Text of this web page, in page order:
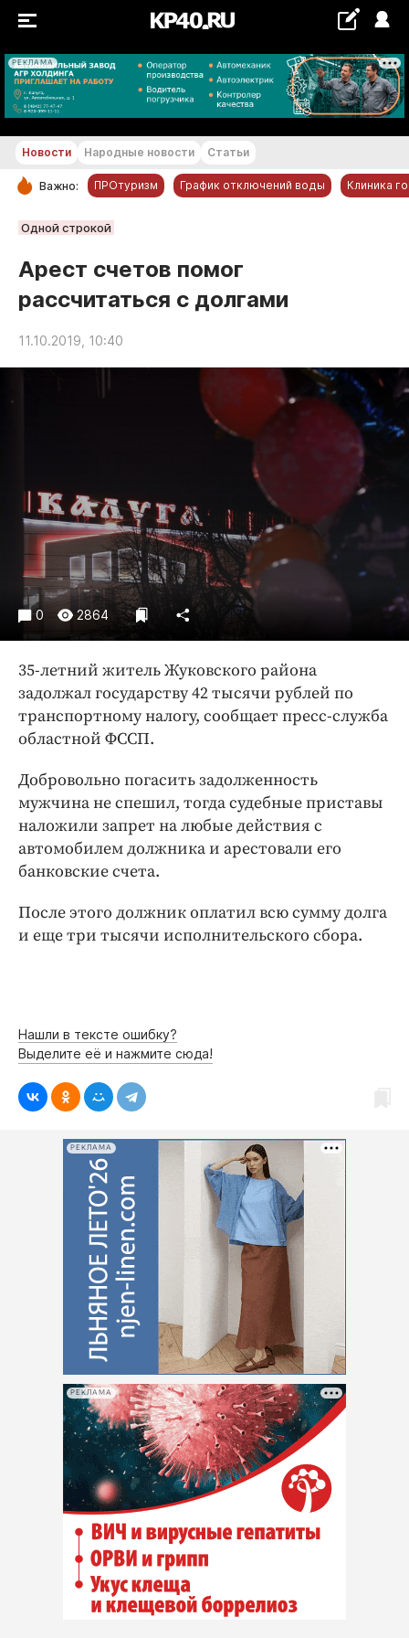
РЕКЛАМА
+28 °С
РУБРИКИ
Статьи
Народные новости
Авто и транспорт
Благоустройство
Образование
Общество
Погода
Праздники
Происшествия
Спорт
Экономика и бизнес
ПРОЕКТЫ
Блоги
Медиаперсона
Интересное чтиво
Клиника года
Бренд года
Работодатель года
Новости Народные новости Статьи
Важно: ПРОтуризм График отключений воды Клиника
Одной строкой
Арест счетов помог
рассчитаться с долгами
11.10.2019, 10:40
0 2864
35-летний житель Жуковского района
задолжал государству 42 тысячи рублей по
транспортному налогу, сообщает пресс-служба
областной ФССП.
Добровольно погасить задолженность
мужчина не спешил, тогда судебные приставы
наложили запрет на любые действия с
автомобилем должника и арестовали его
банковские счета.
После этого должник оплатил всю сумму долга
и еще три тысячи исполнительского сбора.
Нашли в тексте ошибку?
Выделите её и нажмите сюда!
РЕКЛАМА
РЕКЛАМА